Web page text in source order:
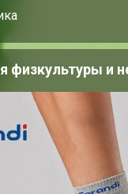
физкультуры и